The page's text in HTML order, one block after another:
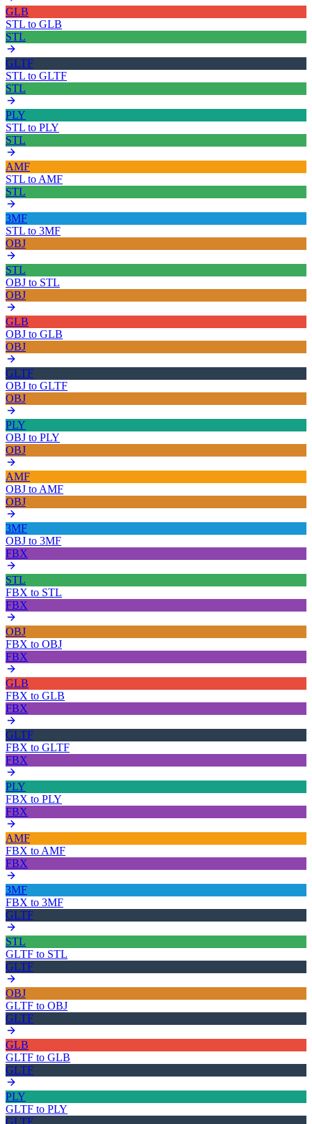
GLB
STL to GLB
STL
GLTF
STL to GLTF
STL
PLY
STL to PLY
STL
AMF
STL to AMF
STL
3MF
STL to 3MF
OBJ
STL
OBJ to STL
OBJ
GLB
OBJ to GLB
OBJ
GLTF
OBJ to GLTF
OBJ
PLY
OBJ to PLY
OBJ
AMF
OBJ to AMF
OBJ
3MF
OBJ to 3MF
FBX
STL
FBX to STL
FBX
OBJ
FBX to OBJ
FBX
GLB
FBX to GLB
FBX
GLTF
FBX to GLTF
FBX
PLY
FBX to PLY
FBX
AMF
FBX to AMF
FBX
3MF
FBX to 3MF
GLTF
STL
GLTF to STL
GLTF
OBJ
GLTF to OBJ
GLTF
GLB
GLTF to GLB
GLTF
PLY
GLTF to PLY
GLTF